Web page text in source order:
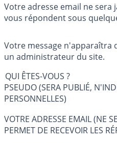
Votre adresse email ne sera
vous répondent sous
Votre message n'apparaîtra
un administrateur du site.
QUI ÊTES-VOUS ?
PSEUDO (SERA PUBLIÉ,
PERSONNELLES)
VOTRE ADRESSE EMAIL (NE
PERMET DE RECEVOIR LES